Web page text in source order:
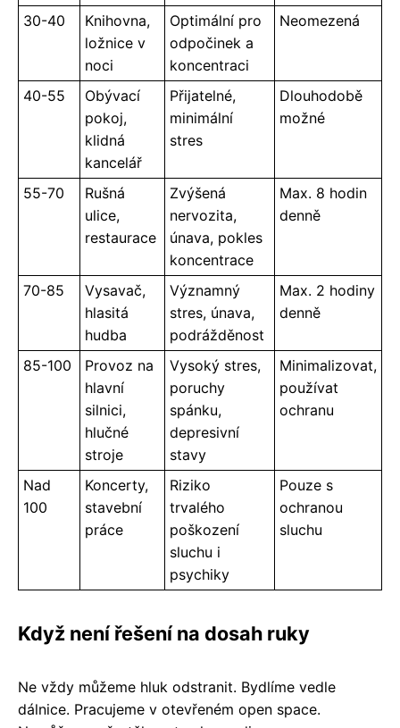
30-40
Knihovna,
ložnice v
noci
Optimální pro
odpočinek a
koncentraci
Neomezená
40-55
Obývací
pokoj,
klidná
kancelář
Přijatelné,
minimální
stres
Dlouhodobě
možné
55-70
Rušná
ulice,
restaurace
Zvýšená
nervozita,
únava, pokles
koncentrace
Max. 8 hodin
denně
70-85
Vysavač,
hlasitá
hudba
Významný
stres, únava,
podrážděnost
Max. 2 hodiny
denně
85-100
Provoz na
hlavní
silnici,
hlučné
stroje
Vysoký stres,
poruchy
spánku,
depresivní
stavy
Minimalizovat,
používat
ochranu
Nad
100
Koncerty,
stavební
práce
Riziko
trvalého
poškození
sluchu i
psychiky
Pouze s
ochranou
sluchu
Když není řešení na dosah ruky
Ne vždy můžeme hluk odstranit. Bydlíme vedle
dálnice. Pracujeme v otevřeném open space.